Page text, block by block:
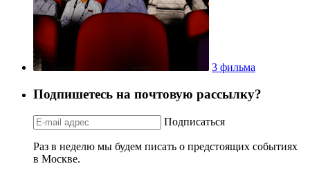
3 фильма
Подпишетесь на почтовую рассылку?
Подписаться
Раз в неделю мы будем писать о предстоящих событиях
в Москве.